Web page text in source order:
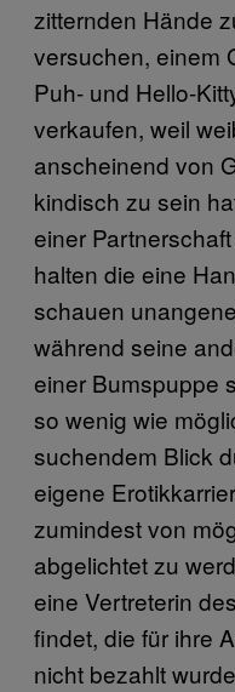
zitternden Hände
versuchen, einem
Puh- und Hello-
verkaufen, weil
anscheinend von
kindisch zu sein
einer
halten die eine
schauen
während seine
einer Bumspuppe
so wenig wie
suchendem Blick
eigene
zumindest von
abgelichtet zu
eine Vertreterin
findet, die für ihre
nicht bezahlt